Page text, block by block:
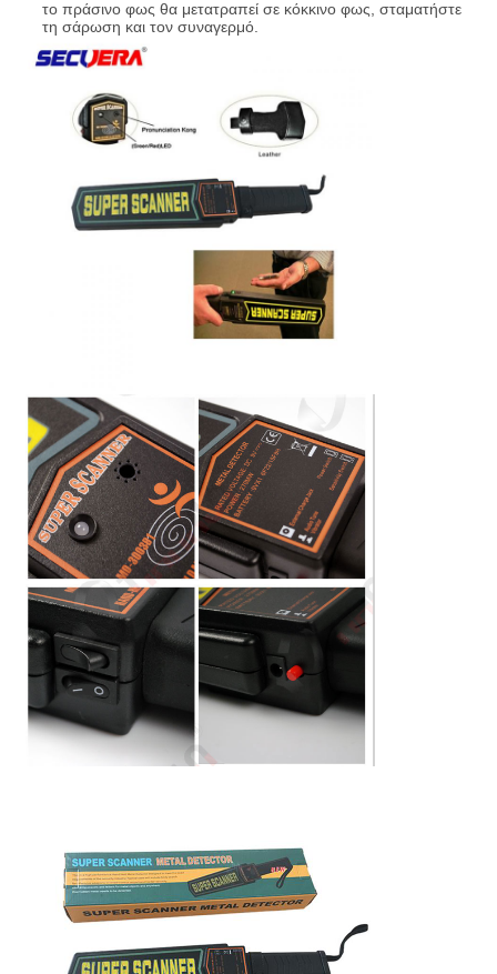
το πράσινο φως θα μετατραπεί σε κόκκινο φως, σταματήστε
τη σάρωση και τον συναγερμό.